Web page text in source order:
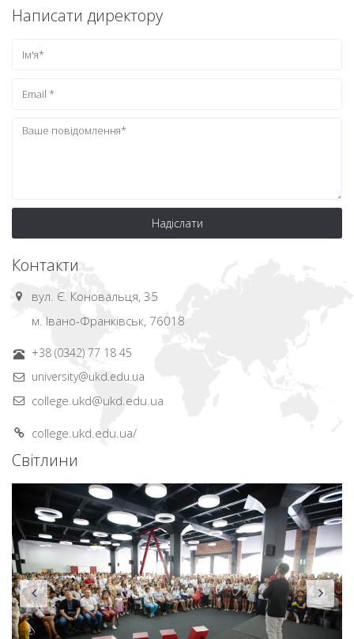
Написати директору
Надіслати
Контакти
вул. Є. Коновальця, 35
м. Івано-Франківськ, 76018
+38 (0342) 77 18 45
university@ukd.edu.ua
college.ukd@ukd.edu.ua
college.ukd.edu.ua/
Світлини